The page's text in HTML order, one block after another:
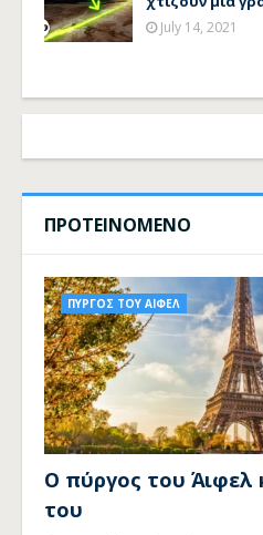
July 14, 2021
ΠΡΟΤΕΙΝΟΜΕΝΟ
ΠΥΡΓΟΣ ΤΟΥ ΑΙΦΕΛ
Ο πύργος του Άιφελ
του